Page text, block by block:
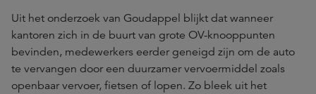
Uit het onderzoek van Goudappel blijkt dat wanneer
kantoren zich in de buurt van grote OV-knooppunten
bevinden, medewerkers eerder geneigd zijn om de auto
te vervangen door een duurzamer vervoermiddel zoals
openbaar vervoer, fietsen of lopen. Zo bleek uit het